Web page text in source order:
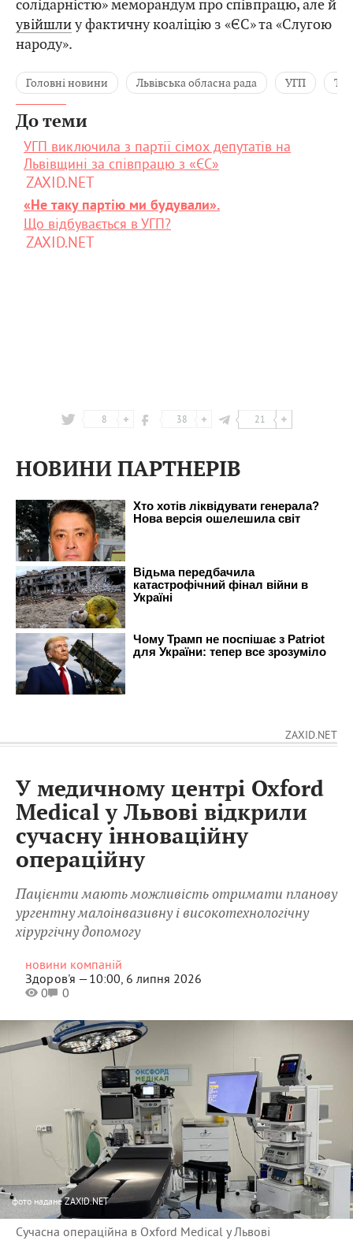
солідарністю» меморандум про співпрацю, але й
увійшлиу фактичну коаліцію з «ЄС» та «Слугою
народу».
Головні новини Львівська обласна рада УГП
До теми
УГП виключила з партії сімох депутатів на
Львівщині за співпрацю з «ЄС»
ZAXID.NET
«Не таку партію ми будували».
Що відбувається в УГП?
ZAXID.NET
8 38 21
НОВИНИ ПАРТНЕРІВ
ZAXID.NET
У медичному центрі Oxford
Medical у Львові відкрили
сучасну інноваційну
операційну
Пацієнти мають можливість отримати планову
ургентну малоінвазивну і високотехнологічну
хірургічну допомогу
новини компаній
Здоров'я —10:00, 6 липня 2026
0
0
фото надане ZAXID.NET
Сучасна операційна в Oxford Medical у Львові